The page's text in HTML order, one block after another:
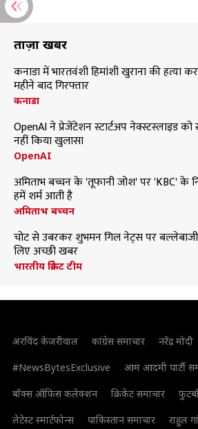
ताज़ा खबरें
कनाडा में भारतवंशी हिमांशी खुराना की हत्या
महीने बाद गिरफ्तार
कनाडा
OpenAI ने प्रेजेंटेशन स्टार्टअप नेक्स्टस्लाइड को
नहीं किया खुलासा
OpenAI
अमिताभ बच्चन के 'तूफानी जोश' पर 'KBC' के
हमें शर्म आती है
अमिताभ बच्चन
चोट से उबरकर शुभमन गिल नेट्स पर
लिए अच्छी खबर
भारतीय क्रिकेट टीम
अरविंद केजरीवाल कांग्रेस समाचार नरेंद्र मोदी
#NewsBytesExclusive
आम आदमी पार्टी
बॉक्स ऑफिस कलेक्शन
क्रिकेट समाचार
लेटेस्ट स्मार्टफोन्स
पाकिस्तान समाचार राहुल